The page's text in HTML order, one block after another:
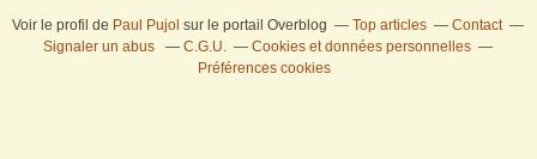
Voir le profil de Paul Pujol sur le portail Overblog Top articles
Contact
Signaler un abus
C.G.U.
Cookies et données personnelles
Préférences cookies